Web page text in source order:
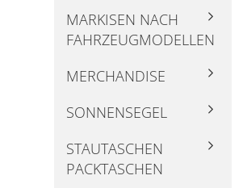
MARKISEN NACH
FAHRZEUGMODELLEN
MERCHANDISE
SONNENSEGEL
STAUTASCHEN
PACKTASCHEN